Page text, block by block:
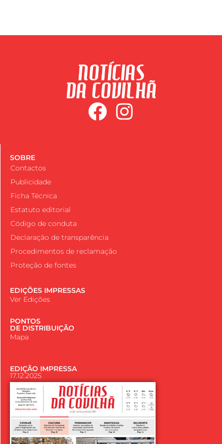
SOBRE
Contactos
Publicidade
Ficha Técnica
Estatuto editorial
Código de conduta
Declaração de transparência
Procedimentos de reclamação
Proteção de fontes
EDIÇÕES IMPRESSAS
Ver Edições
PONTOS
DE DISTRIBUIÇÃO
Mapa
EDIÇÃO IMPRESSA
17.12.2025